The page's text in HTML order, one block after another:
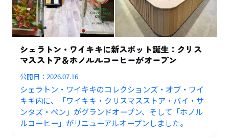
シェラトン・ワイキキに新スポット誕生：クリス
マスストア＆ホノルルコーヒーがオープン
公開日：2026.07.16
シェラトン・ワイキキのコレクションズ・オブ・ワイ
キキ内に、「ワイキキ・クリスマスストア・バイ・サ
ンタズ・ペン」がグランドオープン、そして「ホノル
ルコーヒー」がリニューアルオープンしました。